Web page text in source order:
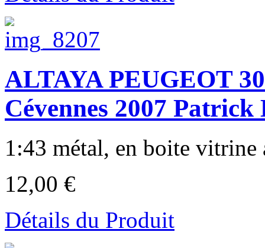
ALTAYA PEUGEOT
Cévennes 2007
1:43 métal, en boite vitrine
12,00 €
Détails du Produit